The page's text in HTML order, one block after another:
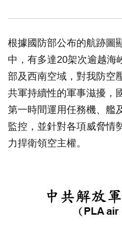
根據國防部公布的航跡圖
中，有多達20架次逾越海
部及西南空域，對我防空
共軍持續性的軍事滋擾，
第一時間運用任務機、艦
監控 ，並針對各項威脅情
力捍衛領空主權。